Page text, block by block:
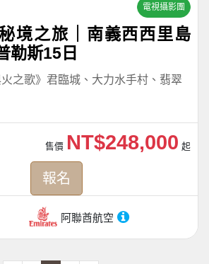
電視攝影團
境之旅｜南義西西里島
勒斯15日
之歌》君臨城、大力水手村、翡翠
阿聯酋航空
售價 NT$248,000 起
報名